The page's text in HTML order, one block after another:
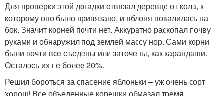
Для проверки этой догадки отвязал деревце от кола, к
которому оно было привязано, и яблоня повалилась на
бок. Значит корней почти нет. Аккуратно раскопал почву
руками и обнаружил под землей массу нор. Сами корни
были почти все съедены или заточены, как карандаши.
Осталось их не более 20%.
Решил бороться за спасение яблоньки – уж очень сорт
хорош! Все объеденные корешки обмазал тремя